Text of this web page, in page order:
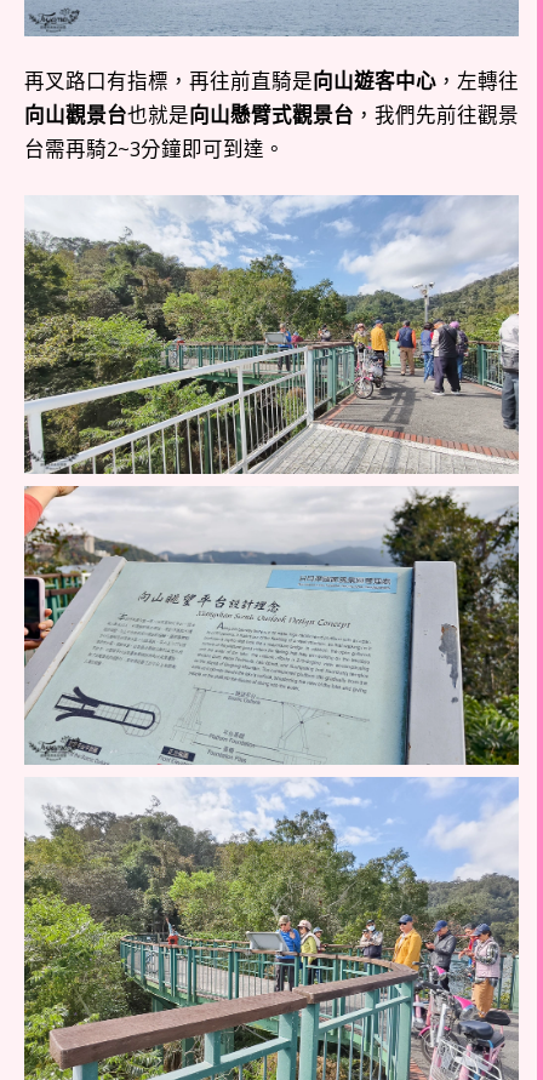
再叉路口有指標，再往前直騎是向山遊客中心 ，左轉往
向山觀景台也就是向山懸臂式觀景台 ，我們先前往觀景
台需再騎2~3分鐘即可到達。